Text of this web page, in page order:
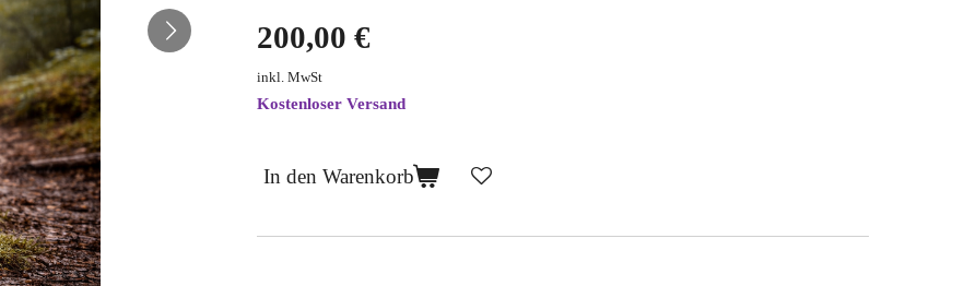
200,00 €
inkl. MwSt
Kostenloser Versand
In den Warenkorb